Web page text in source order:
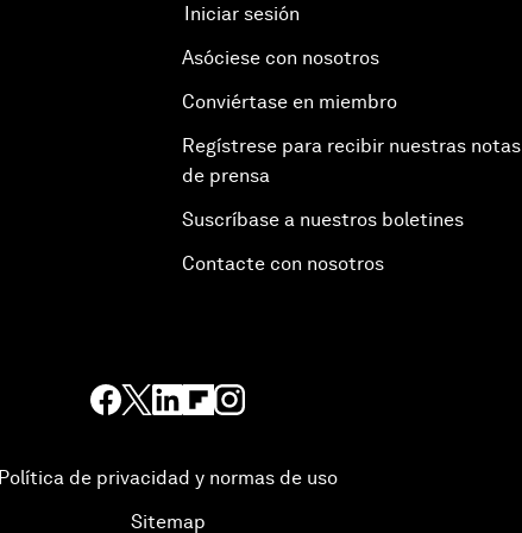
Iniciar sesión
Asóciese con nosotros
Conviértase en miembro
Regístrese para recibir nuestras notas
de prensa
Suscríbase a nuestros boletines
Contacte con nosotros
Política de privacidad y normas de uso
Sitemap